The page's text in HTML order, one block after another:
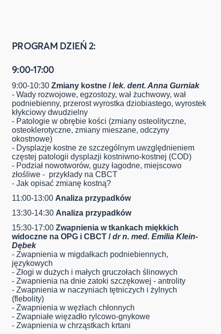
PROGRAM DZIEŃ 2:
9:00-17:00
9:00-10:30 Zmiany kostne / lek. dent. Anna Gurniak
- Wady rozwojowe, egzostozy, wał żuchwowy, wał
podniebienny, przerost wyrostka dziobiastego, wyrostek
kłykciowy dwudzielny
- Patologie w obrębie kości (zmiany osteolityczne,
osteoklerotyczne, zmiany mieszane, odczyny
okostnowe)
- Dysplazje kostne ze szczególnym uwzględnieniem
częstej patologii dysplazji kostniwno-kostnej (COD)
- Podział nowotworów, guzy łagodne, miejscowo
złośliwe - przykłady na CBCT
- Jak opisać zmianę kostną?
11:00-13:00 Analiza przypadków
13:30-14:30 Analiza przypadków
15:30-17:00 Zwapnienia w tkankach miękkich
widoczne na OPG i CBCT / dr n. med. Emilia Klein-
Dębek
- Zwapnienia w migdałkach podniebiennych,
językowych
- Złogi w dużych i małych gruczołach ślinowych
- Zwapnienia na dnie zatoki szczękowej - antrolity
- Zwapnienia w naczyniach tętniczych i żylnych
(flebolity)
- Zwapnienia w węzłach chłonnych
- Zwapniałe więzadło rylcowo-gnykowe
- Zwapnienia w chrząstkach krtani